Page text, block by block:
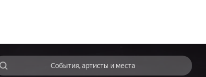
События, артисты и места